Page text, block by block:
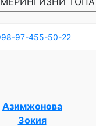
97-455-50-22
Азимжонова
Зокия